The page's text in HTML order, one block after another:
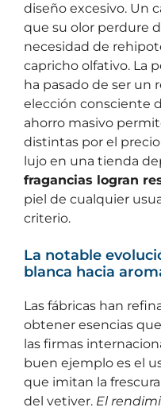
diseño excesivo. Un
que su olor perdure
necesidad de
capricho olfativo. La
ha pasado de ser un
elección consciente
ahorro masivo
distintas por el
lujo en una tienda
fragancias logran
piel de cualquier
criterio.
La notable
blanca hacia
Las fábricas han
obtener esencias
las firmas
buen ejemplo es el
que imitan la
del vetiver. El